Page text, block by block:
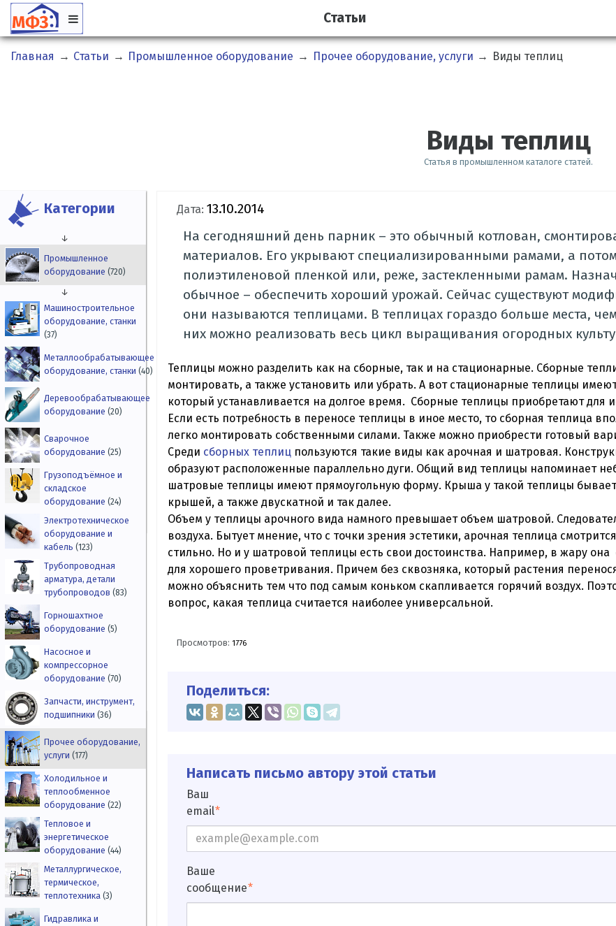
Статьи
Главная → Статьи → Промышленное оборудование → Прочее оборудование, услуги → Виды теплиц
Виды теплиц
Статья в промышленном каталоге статей.
Категории
↓
Промышленное
оборудование(720)
↓
Машиностроительное
оборудование, станки
(37)
Металлообрабатывающее
оборудование, станки(40)
Деревообрабатывающее
оборудование(20)
Сварочное
оборудование(25)
Грузоподъёмное и
складское
оборудование(24)
Электротехническое
оборудование и
кабель(123)
Трубопроводная
арматура, детали
трубопроводов(83)
Горношахтное
оборудование(5)
Насосное и
компрессорное
оборудование(70)
Запчасти, инструмент,
подшипники(36)
Прочее оборудование,
услуги(177)
Холодильное и
теплообменное
оборудование(22)
Тепловое и
энергетическое
оборудование(44)
Металлургическое,
термическое,
теплотехника(3)
Гидравлика и
Дата: 13.10.2014
На сегодняшний день парник – это обычный котлован,
материалов. Его укрывают специализированными рамами, а
полиэтиленовой пленкой или, реже, застекленными рамам.
обычное – обеспечить хороший урожай. Сейчас существуют
они называются теплицами. В теплицах гораздо больше места,
них можно реализовать весь цикл выращивания огородных
Теплицы можно разделить как на сборные, так и на стационарные. Сборные
монтировать, а также установить или убрать. А вот стационарные теплицы
который устанавливается на долгое время. Сборные теплицы приобретают для
Если есть потребность в переносе теплицы в иное место, то сборная теплица
легко монтировать собственными силами. Также можно приобрести готовый
Среди сборных теплиц пользуются такие виды как арочная и шатровая.
образуют расположенные параллельно дуги. Общий вид теплицы напоминает
шатровые теплицы имеют прямоугольную форму. Крыша у такой теплицы
крышей, а также двускатной и так далее.
Объем у теплицы арочного вида намного превышает объем шатровой.
воздуха. Бытует мнение, что с точки зрения эстетики, арочная теплица
стильно. Но и у шатровой теплицы есть свои достоинства. Например, в жару она
для хорошего проветривания. Причем без сквозняка, который растения
можно объяснить тем что под самым коньком скапливается горячий воздух.
вопрос, какая теплица считается наиболее универсальной.
Просмотров:1776
Поделиться:
Написать письмо автору этой статьи
Ваш
email
Ваше
сообщение